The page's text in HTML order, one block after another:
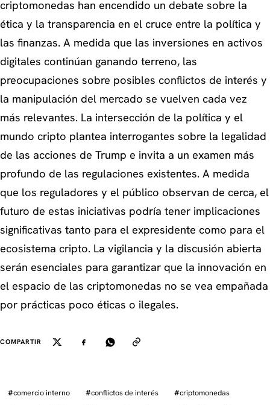
criptomonedas han encendido un debate sobre la
ética y la transparencia en el cruce entre la política y
las finanzas. A medida que las inversiones en activos
digitales continúan ganando terreno, las
preocupaciones sobre posibles conflictos de interés y
la manipulación del mercado se vuelven cada vez
más relevantes. La intersección de la política y el
mundo cripto plantea interrogantes sobre la legalidad
de las acciones de Trump e invita a un examen más
profundo de las regulaciones existentes. A medida
que los reguladores y el público observan de cerca, el
futuro de estas iniciativas podría tener implicaciones
significativas tanto para el expresidente como para el
ecosistema cripto. La vigilancia y la discusión abierta
serán esenciales para garantizar que la innovación en
el espacio de las criptomonedas no se vea empañada
por prácticas poco éticas o ilegales.
COMPARTIR
#comercio interno #conflictos de interés #criptomonedas